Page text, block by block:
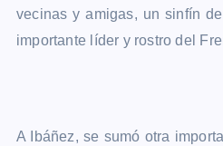
vecinas y amigas, un sinfín
importante líder y rostro del
A Ibáñez, se sumó otra